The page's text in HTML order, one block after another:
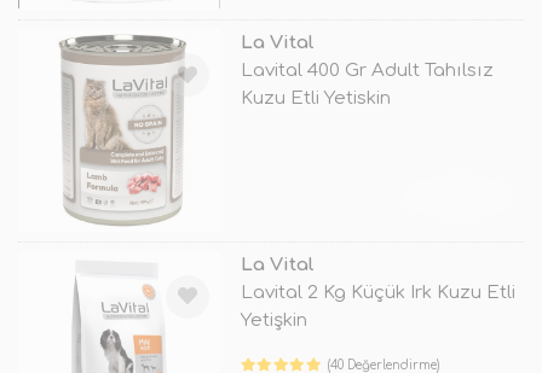
La Vital
Lavital 400 Gr Adult Tahılsız
Kuzu Etli Yetiskin
La Vital
Lavital 2 Kg Küçük Irk Kuzu Etli
Yetişkin
(40 Değerlendirme)